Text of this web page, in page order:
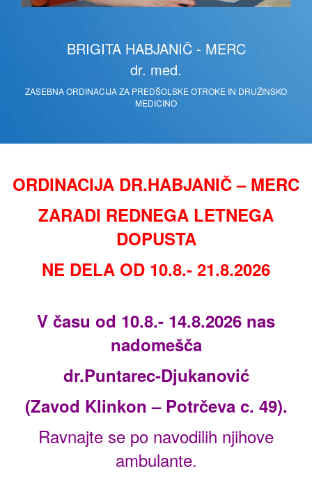
BRIGITA HABJANIČ - MERC
dr. med.
ZASEBNA ORDINACIJA ZA PREDŠOLSKE OTROKE IN DRUŽINSKO
MEDICINO
ORDINACIJA DR.HABJANIČ – MERC
ZARADI REDNEGA LETNEGA
DOPUSTA
NE DELA OD 10.8.- 21.8.2026
V času od 10.8.- 14.8.2026 nas
nadomešča
dr.Puntarec-Djukanović
(Zavod Klinkon – Potrčeva c. 49).
Ravnajte se po navodilih njihove
ambulante.